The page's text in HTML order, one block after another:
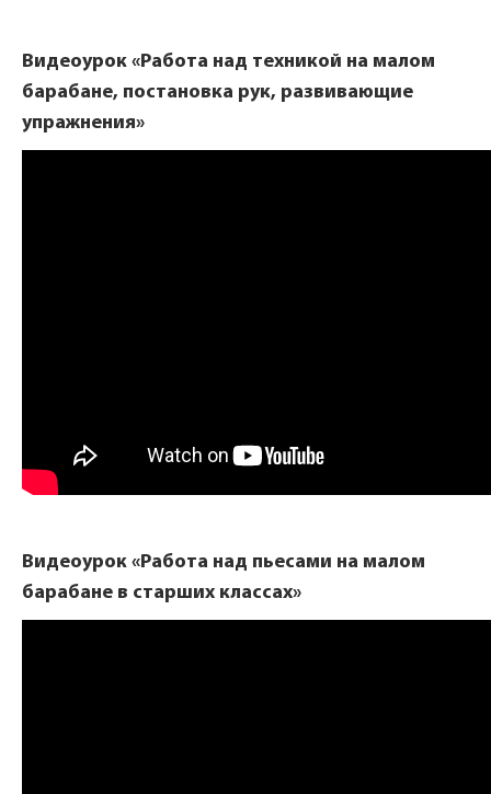
Видеоурок «Работа над техникой на малом
барабане, постановка рук, развивающие
упражнения»
Видеоурок «Работа над пьесами на малом
барабане в старших классах»